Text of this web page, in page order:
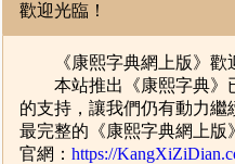
歡迎光臨！
《康熙字典網上版》歡
本站推出《康熙字典》
的支持，讓我們仍有動力
最完整的《康熙字典網上版
官網：https://